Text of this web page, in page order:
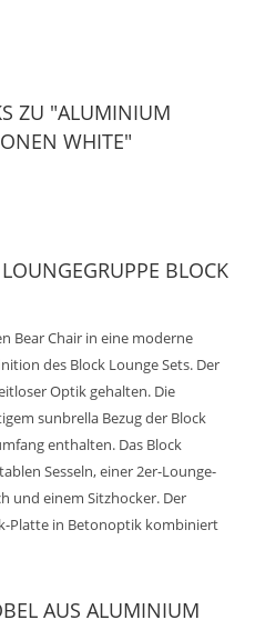
ZU "ALUMINIUM
WHITE"
BLOCK
Bear Chair in eine moderne
des Block Lounge Sets. Der
Optik gehalten. Die
sunbrella Bezug der Block
enthalten. Das Block
Sesseln, einer 2er-Lounge-
und einem Sitzhocker. Der
Platte in Betonoptik kombiniert
AUS ALUMINIUM